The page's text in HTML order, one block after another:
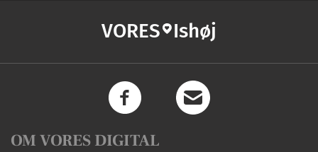
VORES Ishøj
OM VORES DIGITAL